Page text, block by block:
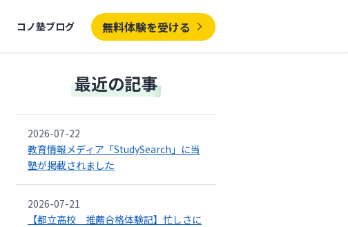
コノ塾ブログ 無料体験を受ける
最近の記事
2026-07-22
教育情報メディア「StudySearch」に当
塾が掲載されました
2026-07-21
【都立高校 推薦合格体験記】忙しさに